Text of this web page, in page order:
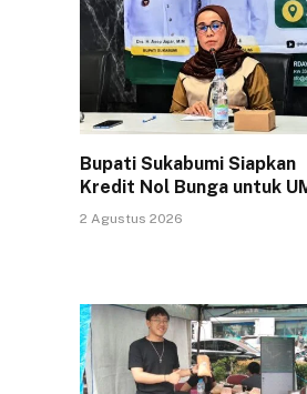
Bupati Sukabumi Siapkan
Kredit Nol Bunga untuk
2 Agustus 2026